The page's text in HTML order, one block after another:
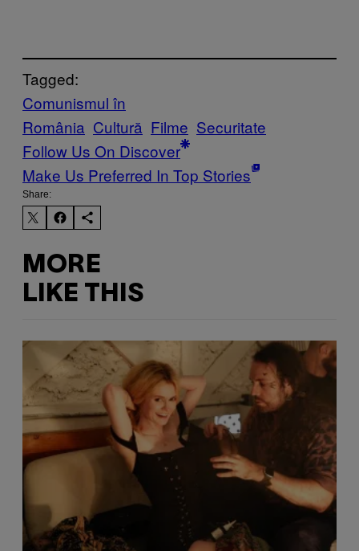
Tagged:
Comunismul în
România Cultură Filme Securitate
Follow Us On Discover
Make Us Preferred In Top Stories
Share:
MORE
LIKE THIS